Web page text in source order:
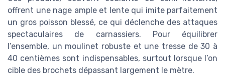
offrent une nage ample et lente qui imite parfaitement
un gros poisson blessé, ce qui déclenche des attaques
spectaculaires de carnassiers. Pour équilibrer
l’ensemble, un moulinet robuste et une tresse de 30 à
40 centièmes sont indispensables, surtout lorsque l’on
cible des brochets dépassant largement le mètre.